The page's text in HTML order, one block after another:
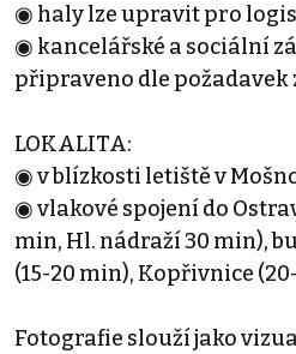
◉ haly lze upravit pro
◉ kancelářské a sociální
připraveno dle požadavek
LOKALITA:
◉ v blízkosti letiště v
◉ vlakové spojení do
min, Hl. nádraží 30 min),
(15-20 min), Kopřivnice
Fotografie slouží jako